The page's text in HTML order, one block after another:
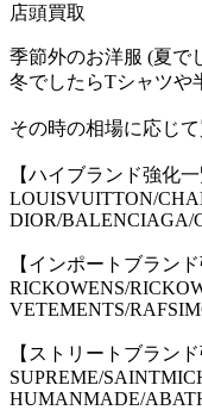
店頭買取
季節外のお洋服 (夏で
冬でしたらTシャツや
その時の相場に応じ
【ハイブランド強化一
LOUISVUITTON/
DIOR/BALENCIAGA/
【インポートブランド
RICKOWENS/
VETEMENTS/
【ストリートブランド
SUPREME/
HUMANMADE/